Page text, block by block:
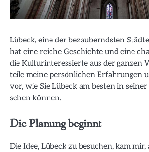
Lübeck, eine der bezauberndsten
hat eine reiche Geschichte und eine
die Kulturinteressierte aus der ganzen
teile meine persönlichen Erfahrungen
vor, wie Sie Lübeck am besten in
sehen können.
Die Planung beginnt
Die Idee, Lübeck zu besuchen, kam